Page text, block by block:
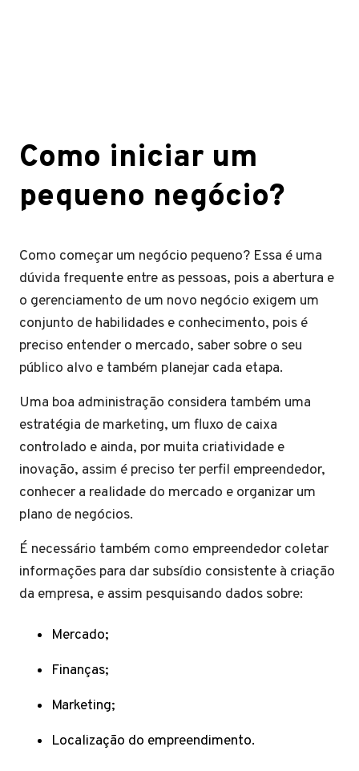
Como iniciar um
pequeno negócio?
Como começar um negócio pequeno? Essa é uma
dúvida frequente entre as pessoas, pois a abertura e
o gerenciamento de um novo negócio exigem um
conjunto de habilidades e conhecimento, pois é
preciso entender o mercado, saber sobre o seu
público alvo e também planejar cada etapa.
Uma boa administração considera também uma
estratégia de marketing, um fluxo de caixa
controlado e ainda, por muita criatividade e
inovação, assim é preciso ter perfil empreendedor,
conhecer a realidade do mercado e organizar um
plano de negócios.
É necessário também como empreendedor coletar
informações para dar subsídio consistente à criação
da empresa, e assim pesquisando dados sobre:
Mercado;
Finanças;
Marketing;
Localização do empreendimento.